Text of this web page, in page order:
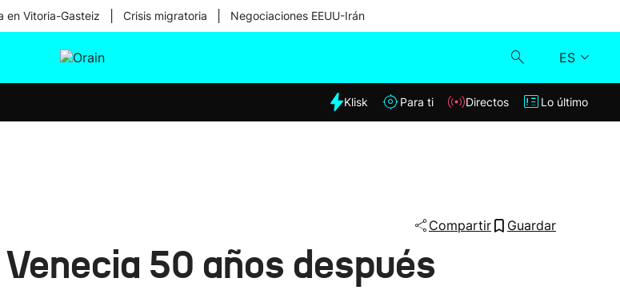
en Vitoria-Gasteiz Crisis migratoria Negociaciones EEUU-Irán
ES
Klisk
Klisk Para ti Directos Lo último
Compartir Guardar
50 años después